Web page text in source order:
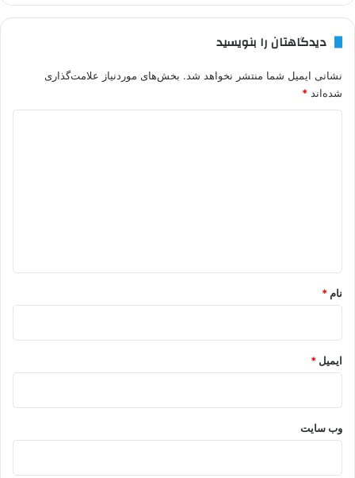
دیدگاهتان را بنویسید
نشانی ایمیل شما منتشر نخواهد شد. بخش‌های موردنیاز علامت‌گذاری
شده‌اند *
نام *
ایمیل *
وب‌ سایت